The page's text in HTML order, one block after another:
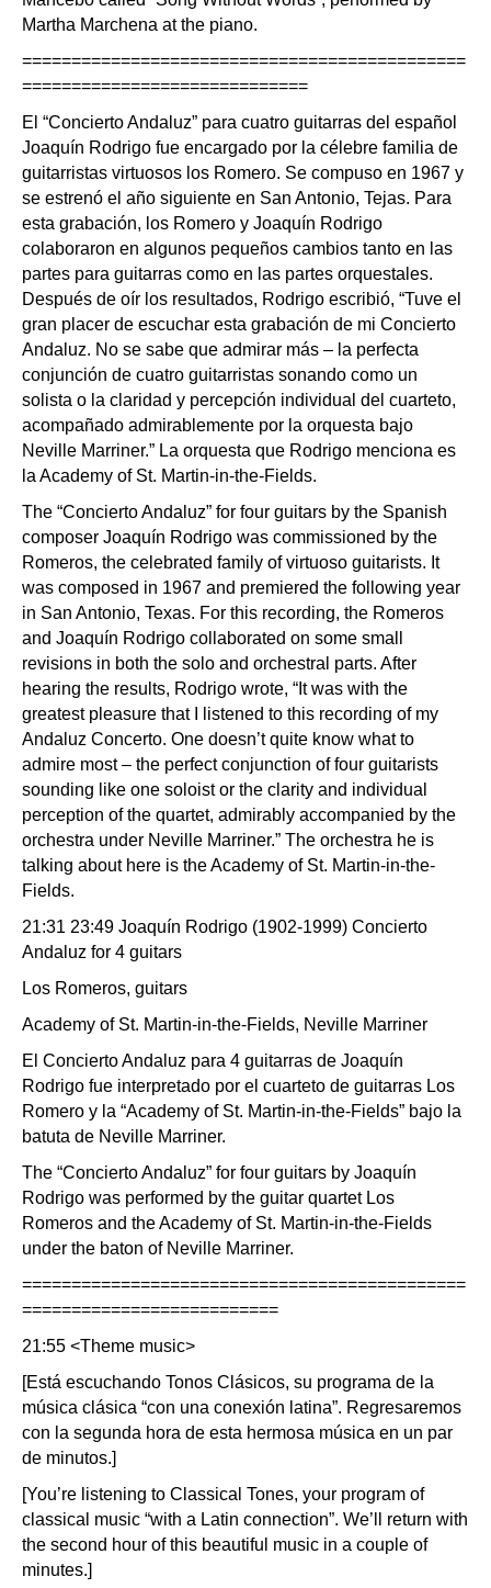
Martha Marchena at the piano.
=============================================
=============================
El “Concierto Andaluz” para cuatro guitarras del español
Joaquín Rodrigo fue encargado por la célebre familia de
guitarristas virtuosos los Romero. Se compuso en 1967 y
se estrenó el año siguiente en San Antonio, Tejas. Para
esta grabación, los Romero y Joaquín Rodrigo
colaboraron en algunos pequeños cambios tanto en las
partes para guitarras como en las partes orquestales.
Después de oír los resultados, Rodrigo escribió, “Tuve el
gran placer de escuchar esta grabación de mi Concierto
Andaluz. No se sabe que admirar más – la perfecta
conjunción de cuatro guitarristas sonando como un
solista o la claridad y percepción individual del cuarteto,
acompañado admirablemente por la orquesta bajo
Neville Marriner.” La orquesta que Rodrigo menciona es
la Academy of St. Martin-in-the-Fields.
The “Concierto Andaluz” for four guitars by the Spanish
composer Joaquín Rodrigo was commissioned by the
Romeros, the celebrated family of virtuoso guitarists. It
was composed in 1967 and premiered the following year
in San Antonio, Texas. For this recording, the Romeros
and Joaquín Rodrigo collaborated on some small
revisions in both the solo and orchestral parts. After
hearing the results, Rodrigo wrote, “It was with the
greatest pleasure that I listened to this recording of my
Andaluz Concerto. One doesn’t quite know what to
admire most – the perfect conjunction of four guitarists
sounding like one soloist or the clarity and individual
perception of the quartet, admirably accompanied by the
orchestra under Neville Marriner.” The orchestra he is
talking about here is the Academy of St. Martin-in-the-
Fields.
21:31 23:49 Joaquín Rodrigo (1902-1999) Concierto
Andaluz for 4 guitars
Los Romeros, guitars
Academy of St. Martin-in-the-Fields, Neville Marriner
El Concierto Andaluz para 4 guitarras de Joaquín
Rodrigo fue interpretado por el cuarteto de guitarras Los
Romero y la “Academy of St. Martin-in-the-Fields” bajo la
batuta de Neville Marriner.
The “Concierto Andaluz” for four guitars by Joaquín
Rodrigo was performed by the guitar quartet Los
Romeros and the Academy of St. Martin-in-the-Fields
under the baton of Neville Marriner.
=============================================
==========================
21:55 <Theme music>
[Está escuchando Tonos Clásicos, su programa de la
música clásica “con una conexión latina”. Regresaremos
con la segunda hora de esta hermosa música en un par
de minutos.]
[You’re listening to Classical Tones, your program of
classical music “with a Latin connection”. We’ll return with
the second hour of this beautiful music in a couple of
minutes.]